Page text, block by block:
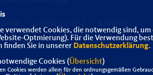
verwendet Cookies, die notwendig sind,
Optmierung). Für die Verwendung
finden Sie in unserer Datenschutzerklärung.
Cookies (Übersicht)
Cookies werden allein für den ordnungsgemäßen